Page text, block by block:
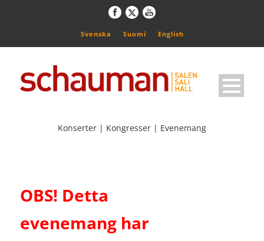
Svenska Suomi English
Konserter | Kongresser | Evenemang
OBS! Detta
evenemang har